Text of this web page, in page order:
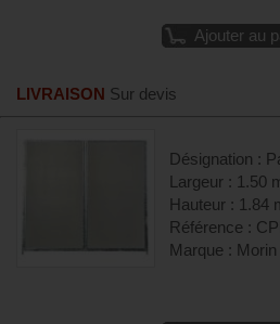
Ajouter au
LIVRAISON Sur devis
Désignation :
Largeur : 1.50
Hauteur : 1.84
Référence :
Marque :